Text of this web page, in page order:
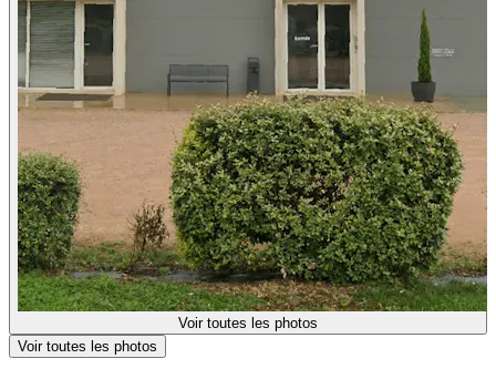
Voir toutes les photos
Voir toutes les photos